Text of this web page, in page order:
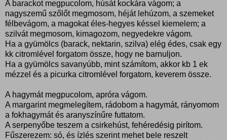
A barackot megpucolom, húsát kockára vágom; a
nagyszemű szőlőt megmosom, héját lehúzom, a szemeket
félbevágom, a magokat éles-hegyes késsel kiemelem; a
szilvát megmosom, kimagozom, negyedekre vágom.
Ha a gyümölcs (barack, nektarin, szilva) elég édes, csak egy
kk citromlével forgatom össze, hogy ne barnuljon.
Ha a gyümölcs savanyúbb, mint számítom, akkor kb 1 ek
mézzel és a picurka citromlével forgatom, keverem össze.
A hagymát megpucolom, apróra vágom.
A margarint megmelegítem, rádobom a hagymát, rányomom
a fokhagymát és aranyszínűre futtatom.
A serpenyőbe teszem a csirkehúst, fehéredésig pirítom.
Fűszerezem: só, és ízlés szerint mehet bele reszelt